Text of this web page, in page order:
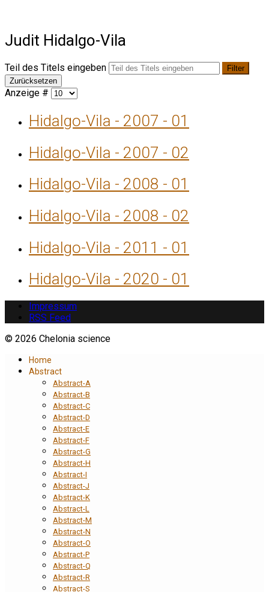
Judit Hidalgo-Vila
Teil des Titels eingeben
Filter
Zurücksetzen
Anzeige #
Hidalgo-Vila - 2007 - 01
Hidalgo-Vila - 2007 - 02
Hidalgo-Vila - 2008 - 01
Hidalgo-Vila - 2008 - 02
Hidalgo-Vila - 2011 - 01
Hidalgo-Vila - 2020 - 01
Impressum
RSS Feed
© 2026 Chelonia science
Home
Abstract
Abstract-A
Abstract-B
Abstract-C
Abstract-D
Abstract-E
Abstract-F
Abstract-G
Abstract-H
Abstract-I
Abstract-J
Abstract-K
Abstract-L
Abstract-M
Abstract-N
Abstract-O
Abstract-P
Abstract-Q
Abstract-R
Abstract-S